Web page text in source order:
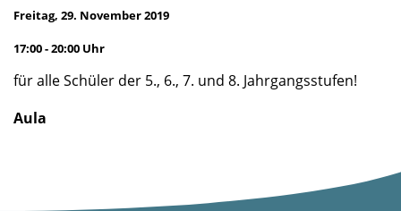
Freitag, 29. November 2019
17:00 - 20:00 Uhr
für alle Schüler der 5., 6., 7. und 8. Jahrgangsstufen!
Aula